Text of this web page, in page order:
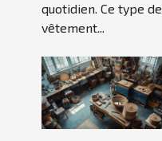
quotidien. Ce type de
vêtement...